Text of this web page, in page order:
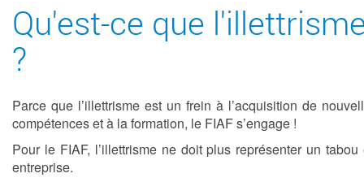
Qu'est-ce que
?
Parce que l’illettrisme est un frein à l’acquisition de
compétences et à la formation, le FIAF s’engage !
Pour le FIAF, l’illettrisme ne doit plus représenter un tabou
entreprise.